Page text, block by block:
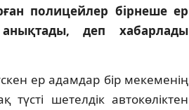
полицейлер бірнеше ер
деп хабарлады
ер адамдар бір мекеменің
түсті шетелдік автокөліктен